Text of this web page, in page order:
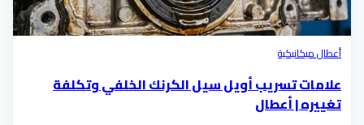
أعطال ميكانيكية
علامات تسريب أويل سيل الكرنك الخلفي وتكلفة
تغييره | أعطال